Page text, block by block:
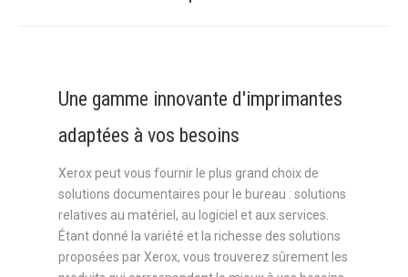
Une gamme innovante d'imprimantes
adaptées à vos besoins
Xerox peut vous fournir le plus grand choix de
solutions documentaires pour le bureau : solutions
relatives au matériel, au logiciel et aux services.
Étant donné la variété et la richesse des solutions
proposées par Xerox, vous trouverez sûrement les